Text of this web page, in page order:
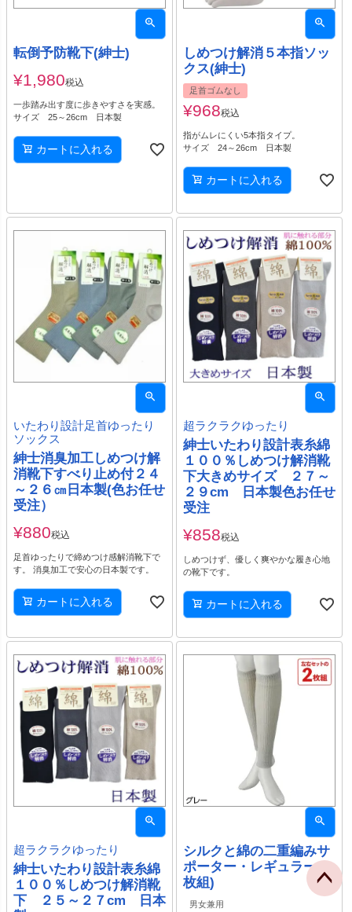
転倒予防靴下(紳士)
¥1,980税込
一歩踏み出す度に歩きやすさを実感。
サイズ 25～26cm 日本製
カートに入れる
しめつけ解消５本指ソッ
クス(紳士)
足首ゴムなし
¥968税込
指がムレにくい5本指タイプ。
サイズ 24～26cm 日本製
カートに入れる
いたわり設計足首ゆったり
ソックス
紳士消臭加工しめつけ解
消靴下すべり止め付２４
～２６㎝日本製(色お任せ
受注）
¥880税込
足首ゆったりで締めつけ感解消靴下で
す。 消臭加工で安心の日本製です。
カートに入れる
超ラクラクゆったり
紳士いたわり設計表糸綿
１００％しめつけ解消靴
下大きめサイズ ２７～
２９cm 日本製色お任せ
受注
¥858税込
しめつけず、優しく爽やかな履き心地
の靴下です。
カートに入れる
超ラクラクゆったり
紳士いたわり設計表糸綿
１００％しめつけ解消靴
下 ２５～２７cm 日本
シルクと綿の二重編みサ
ポーター・レギュラー(2
枚組)
男女兼用